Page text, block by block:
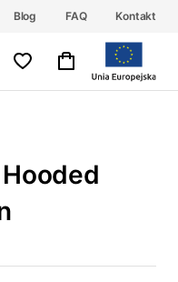
Blog FAQ Kontakt